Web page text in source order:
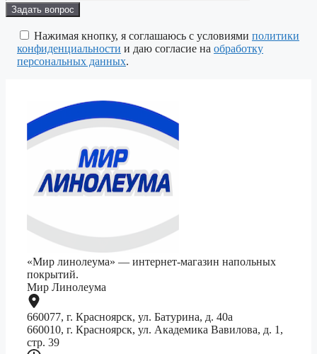
Оставьте
это
поле
пустым.
Нажимая кнопку, я соглашаюсь с условиями политики
конфиденциальности и даю согласие на обработку
персональных данных.
«Мир линолеума» — интернет-магазин напольных
покрытий.
Мир Линолеума
660077, г. Красноярск, ул. Батурина, д. 40а
660010, г. Красноярск, ул. Академика Вавилова, д. 1,
стр. 39